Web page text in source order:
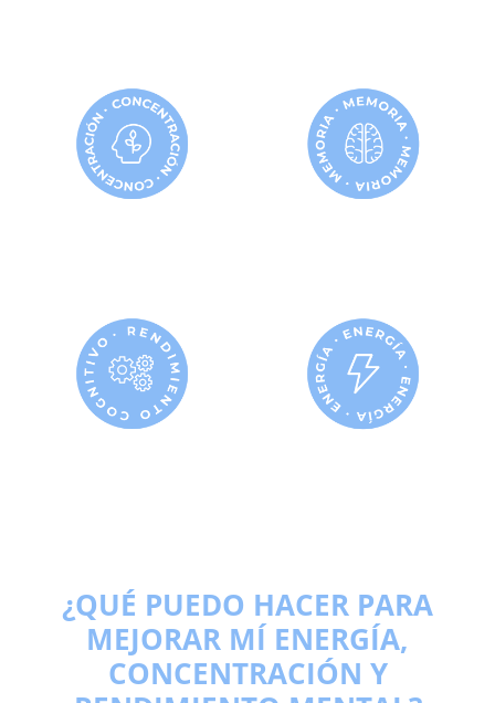
¿QUÉ PUEDO HACER PARA
MEJORAR MÍ ENERGÍA,
CONCENTRACIÓN Y